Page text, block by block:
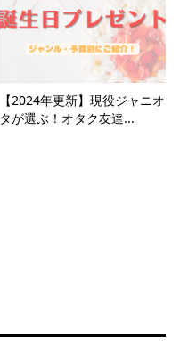
【2024年更新】現役ジャニオ
タが選ぶ！オタク友達...